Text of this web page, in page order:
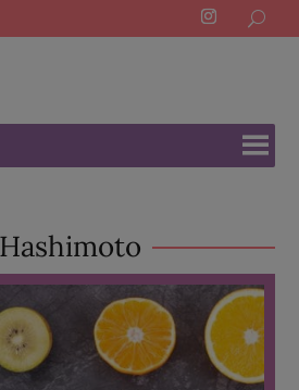
for:
Hashimoto